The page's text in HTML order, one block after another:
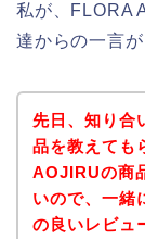
私が、FLORA
達からの一言
先日、知り合
品を教えても
AOJIRUの商
いので、一緒
の良いレビュ